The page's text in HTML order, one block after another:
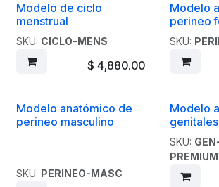
Modelo de ciclo
menstrual
SKU: CICLO-MENS
$4,880.00
Modelo
perineo
SKU:
Modelo anatómico de
perineo masculino
SKU: PERINEO-MASC
Modelo
SKU:
PREMIUM